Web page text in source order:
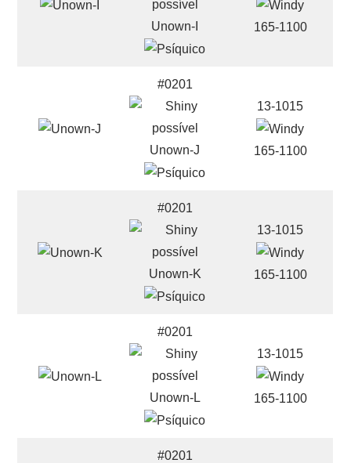
Unown-I 165-1100
#0201
Unown-J
13-1015
165-1100
#0201
Unown-K
13-1015
165-1100
#0201
Unown-L
13-1015
165-1100
#0201